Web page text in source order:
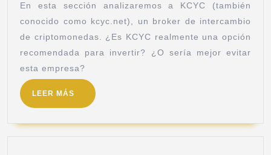
En esta sección analizaremos a KCYC (también
conocido como kcyc.net), un broker de intercambio
de criptomonedas. ¿Es KCYC realmente una opción
recomendada para invertir? ¿O sería mejor evitar
esta empresa?
LEER MÁS